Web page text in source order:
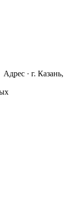
Адрес · г. Казань,